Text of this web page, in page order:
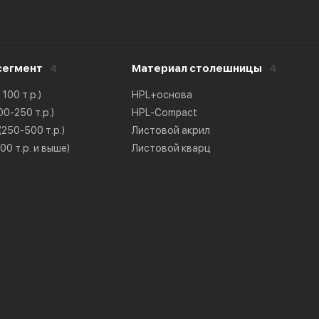
4
т.р.)
250 т.р.)
500 т.р.)
т.р. и выше)
Материал столешницы 4
HPL+основа
HPL-Compact
Листовой акрил
Листовой кварц